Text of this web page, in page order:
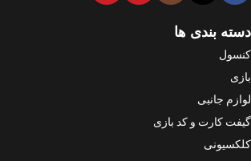
دسته بندی ها
کنسول
بازی
لوازم جانبی
گیفت کارت و کد بازی
کلکسیونی